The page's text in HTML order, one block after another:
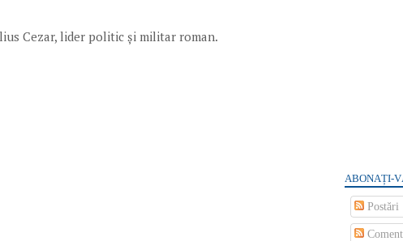
Cezar, lider politic și militar roman.
ABONAȚI-
Postări